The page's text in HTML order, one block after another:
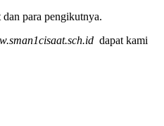
para pengikutnya.
dapat kami